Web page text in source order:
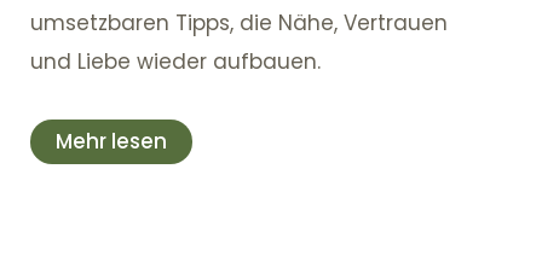
umsetzbaren Tipps, die Nähe, Vertrauen
und Liebe wieder aufbauen.
Mehr lesen